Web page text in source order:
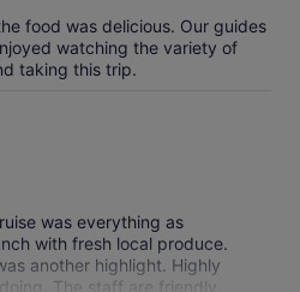
food was delicious. Our guides
watching the variety of
taking this trip.
was everything as
with fresh local produce.
another highlight. Highly
The staff are friendly,